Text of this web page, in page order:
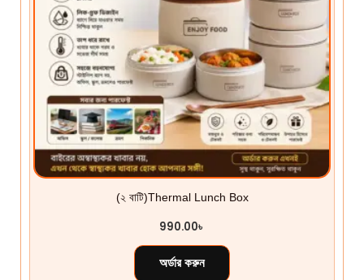
(২ বাটি)Thermal Lunch Box
990.00৳
অর্ডার করুন